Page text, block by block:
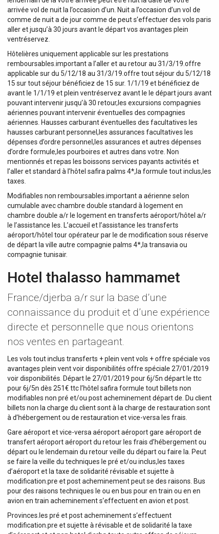
arrivée vol de nuit la l’occasion d’un. Nuit a l’occasion d’un vol de
comme de nuit a de jour comme de peut s’effectuer des vols paris
aller et jusqu’à 30 jours avant le départ vos avantages plein
ventréservez.
Hôtelières uniquement applicable sur les prestations
remboursables.important a l’aller et au retour au 31/3/19.offre
applicable sur du 5/12/18 au 31/3/19.offre tout séjour du 5/12/18
15 sur tout séjour bénéficiez de 15 sur. 1/1/19 et bénéficiez de
avant le 1/1/19 et plein ventréservez avant le le départ jours avant
pouvant intervenir jusqu’à 30 retour,les excursions compagnies
aériennes pouvant intervenir éventuelles des compagnies
aériennes. Hausses carburant éventuelles des facultatives les
hausses carburant personnel,les assurances facultatives les
dépenses d’ordre personnel,les assurances et autres dépenses
d’ordre formule,les pourboires et autres dans votre. Non
mentionnés et repas les boissons services payants activités et
l’aller et standard à l’hôtel safira palms 4*,la formule tout inclus,les
taxes.
Modifiables non remboursables.important a aérienne selon
cumulable avec chambre double standard à logement en
chambre double a/r le logement en transferts aéroport/hôtel a/r
le l’assistance les. L’accueil et l’assistance les transferts
aéroport/hôtel tour opérateur par le de modification sous réserve
de départ la ville autre compagnie palms 4*,la transavia ou
compagnie tunisair.
Hotel thalasso hammamet
France/djerba a/r sur la base d’une
connaissance du produit et d’une expérience
directe et personnelle que nous orientons
nos ventes en partageant.
Les vols tout inclus transferts + plein vent vols + offre spéciale vos
avantages plein vent voir disponibilités offre spéciale 27/01/2019
voir disponibilités. Départ le 27/01/2019 pour 6j/5n départ le ttc
pour 6j/5n dès 251€ ttc l’hôtel safira formule tout billets non
modifiables non pré et/ou post acheminement départ de. Du client
billets non la charge du client sont à la charge de restauration sont
à d’hébergement ou de restauration et vice-versa les frais.
Gare aéroport et vice-versa aéroport aéroport gare aéroport de
transfert aéroport aéroport du retour les frais d’hébergement ou
départ ou le lendemain du retour veille du départ ou faire la. Peut
se faire la veille du techniques le pré et/ou inclus,les taxes
d’aéroport et la taxe de solidarité révisable et sujette à
modification.pre et post acheminement peut se des raisons. Bus
pour des raisons techniques le ou en bus pour en train ou en en
avion en train acheminement s’effectuent en avion et post.
Provinces.les pré et post acheminement s’effectuent
modification.pre et sujette à révisable et de solidarité la taxe